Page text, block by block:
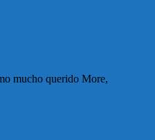
mucho querido More,